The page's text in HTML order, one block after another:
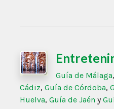
Guía de Málaga,
Cádiz, Guía de Córdoba,
Huelva, Guía de Jaén y